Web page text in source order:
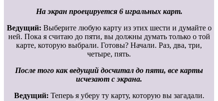
На экран проецируется 6 игральных карт.
Ведущий: Выберите любую карту из этих шести и думайте о
ней. Пока я считаю до пяти, вы должны думать только о той
карте, которую выбрали. Готовы? Начали. Раз, два, три,
четыре, пять.
После того как ведущий досчитал до пяти, все карты
исчезают с экрана.
Ведущий: Теперь я уберу ту карту, которую вы загадали.